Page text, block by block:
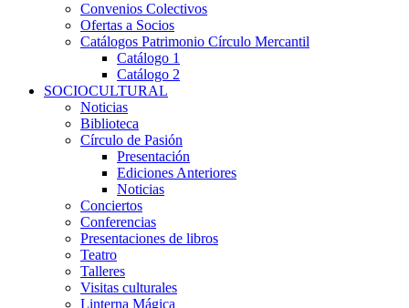
Convenios Colectivos
Ofertas a Socios
Catálogos Patrimonio Círculo Mercantil
Catálogo 1
Catálogo 2
SOCIOCULTURAL
Noticias
Biblioteca
Círculo de Pasión
Presentación
Ediciones Anteriores
Noticias
Conciertos
Conferencias
Presentaciones de libros
Teatro
Talleres
Visitas culturales
Linterna Mágica